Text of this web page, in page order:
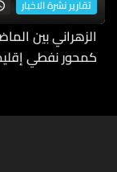
تقارير نشرة الاخبار
الزهراني بين
كمحور نفطي